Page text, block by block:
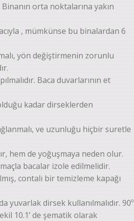
orta noktalarına yakın
, mümkünse bu binalardan 6
yön değiştirmenin zorunlu
Baca duvarlarının et
kadar dirseklerden
ve uzunluğu hiçbir suretle
hem de yoğuşmaya neden olur.
bacalar izole edilmelidir.
contalı bir temizleme kapağı
yuvarlak dirsek kullanılmalıdır. 90º
10.1’ de şematik olarak